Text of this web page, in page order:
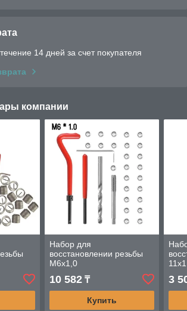
14 дней за счет покупателя
компании
Набор для
восстановлении резьбы
М6х1,0
10 582₸
Купить
3